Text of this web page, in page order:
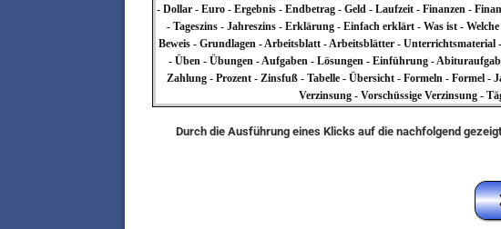
- Dollar - Euro - Ergebnis - Endbetrag - Geld - Laufzeit - Finanzen -
- Tageszins - Jahreszins - Erklärung - Einfach erklärt - Was ist -
Beweis - Grundlagen - Arbeitsblatt - Arbeitsblätter -
- Üben - Übungen - Aufgaben - Lösungen - Einführung -
Zahlung - Prozent - Zinsfuß - Tabelle - Übersicht - Formeln - Formel -
Verzinsung - Vorschüssige Verzinsung -
Durch die Ausführung eines Klicks auf die nachfolgend